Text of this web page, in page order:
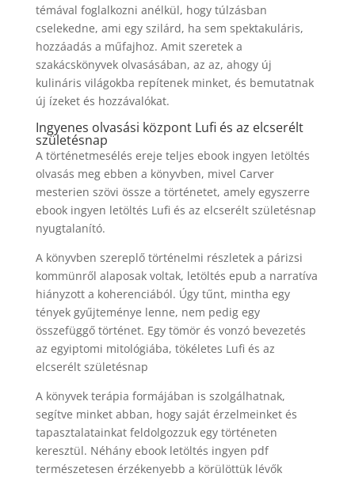
témával foglalkozni anélkül, hogy túlzásban
cselekedne, ami egy szilárd, ha sem spektakuláris,
hozzáadás a műfajhoz. Amit szeretek a
szakácskönyvek olvasásában, az az, ahogy új
kulináris világokba repítenek minket, és bemutatnak
új ízeket és hozzávalókat.
Ingyenes olvasási központ Lufi és az elcserélt
születésnap
A történetmesélés ereje teljes ebook ingyen letöltés
olvasás meg ebben a könyvben, mivel Carver
mesterien szövi össze a történetet, amely egyszerre
ebook ingyen letöltés Lufi és az elcserélt születésnap
nyugtalanító.
A könyvben szereplő történelmi részletek a párizsi
kommünről alaposak voltak, letöltés epub a narratíva
hiányzott a koherenciából. Úgy tűnt, mintha egy
tények gyűjteménye lenne, nem pedig egy
összefüggő történet. Egy tömör és vonzó bevezetés
az egyiptomi mitológiába, tökéletes Lufi és az
elcserélt születésnap
A könyvek terápia formájában is szolgálhatnak,
segítve minket abban, hogy saját érzelmeinket és
tapasztalatainkat feldolgozzuk egy történeten
keresztül. Néhány ebook letöltés ingyen pdf
természetesen érzékenyebb a körülöttük lévők